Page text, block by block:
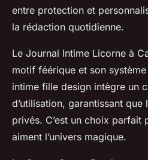
entre protection et
la rédaction quotidienne.
Le Journal Intime Licorne à
motif féérique et son
intime fille design intègre un
d’utilisation, garantissant que
privés. C’est un choix parfait
aiment l’univers magique.